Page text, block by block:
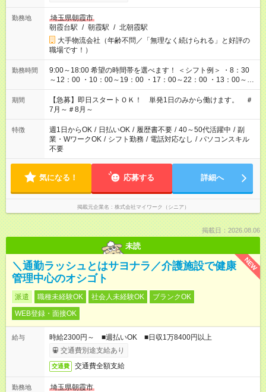
勤務地
埼玉県朝霞市
朝霞台駅 / 朝霞駅 / 北朝霞駅
大手物流会社（年齢不問／「無理なく続けられる」と好評の
職場です！）
勤務時間
9:00～18:00 希望の時間帯を選べます！ ＜シフト例＞ ・8：30
～12：00 ・10：00～19：00 ・17：00～22：00 ・13：00～
22：00 ・22：00～翌6：00 など
期間
【急募】即日スタートＯＫ！ 単発1日のみから働けます。 ＃
7月～＃8月～
特徴 週1日からOK / 日払いOK / 履歴書不要 / 40～50代活躍中 / 副
業・WワークOK / シフト勤務 / 電話対応なし / パソコンスキル
不要
気になる！ 応募する 詳細へ
掲載元企業名 株式会社マイワーク（シニア）
掲載日：2026.08.06
未読
NEW
＼通勤ラッシュとはサヨナラ／介護施設で健康
管理中心のオシゴト
派遣 職種未経験OK 社会人未経験OK
ブランクOK
WEB登録・面接OK
給与
時給2300円～ ■週払いOK ■日収1万8400円以上
交通費別途支給あり
交通費 交通費全額支給
勤務地
埼玉県朝霞市